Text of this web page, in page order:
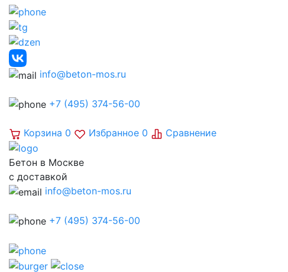
info@beton-mos.ru
+7 (495) 374-56-00
Корзина 0 Избранное 0 Сравнение
Бетон в Москве
с доставкой
info@beton-mos.ru
+7 (495) 374-56-00